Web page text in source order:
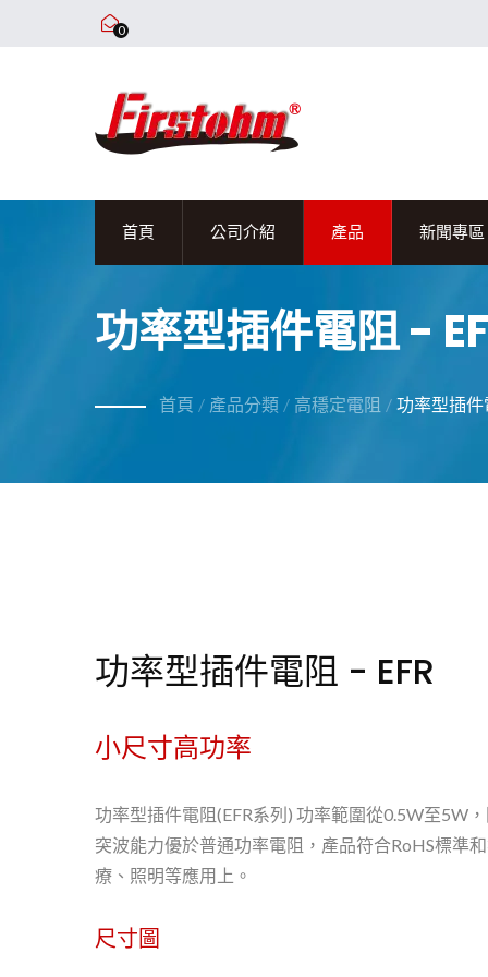
0
首頁 公司介紹 產品 新聞專區
功率型插件電阻 -
首頁 / 產品分類 / 高穩定電阻 / 功率型插件
功率型插件電阻 - EFR
小尺寸高功率
功率型插件電阻(EFR系列) 功率範圍從0.5W至
突波能力優於普通功率電阻，產品符合RoHS標準
療、照明等應用上。
尺寸圖